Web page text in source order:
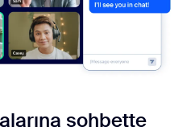
sohbette